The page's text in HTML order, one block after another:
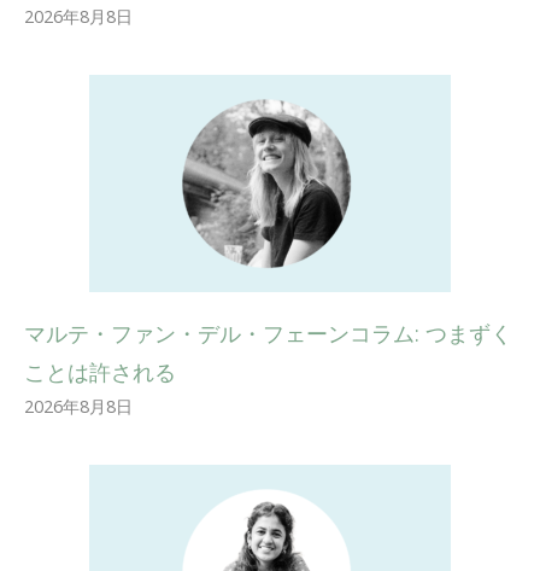
2026年8月8日
マルテ・ファン・デル・フェーンコラム: つまずく
ことは許される
2026年8月8日